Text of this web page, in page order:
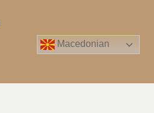
Macedonian